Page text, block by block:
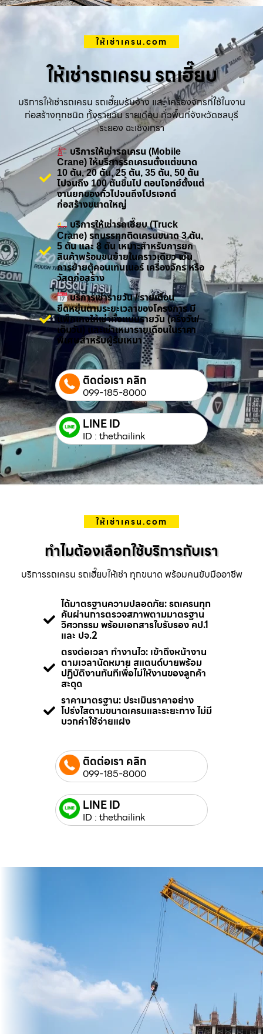
ให้เช่าเครน.com
ให้เช่ารถเครน รถเฮี๊ยบ
บริการให้เช่ารถเครน รถเฮี๊ยบรับจ้าง และ เครื่องจักรที่ใช้ในงาน
ก่อสร้างทุกชนิด ทั้งรายวัน รายเดือน ทั่วพื้นที่จังหวัดชลบุรี
ระยอง ฉะเชิงเทรา
บริการให้เช่ารถเครน (Mobile
Crane) ให้บริการรถเครนตั้งแต่ขนาด
10 ตัน, 20 ตัน, 25 ตัน, 35 ตัน, 50 ตัน
ไปจนถึง 100 ตันขึ้นไป ตอบโจทย์ตั้งแต่
งานยกของทั่วไปจนถึงโปรเจกต์
ก่อสร้างขนาดใหญ่
บริการให้เช่ารถเฮี๊ยบ (Truck
Crane) รถบรรทุกติดเครนขนาด 3 ตัน,
5 ตัน และ 8 ตัน เหมาะสำหรับการยก
สินค้าพร้อมขนย้ายในคราวเดียว เช่น
การย้ายตู้คอนเทนเนอร์ เครื่องจักร หรือ
วัสดุก่อสร้าง
บริการเช่ารายวัน / รายเดือน
ยืดหยุ่นตามระยะเวลาของโครงการ มี
แพ็กเกจให้เช่าทั้งแบบรายวัน (ครึ่งวัน/
เต็มวัน) และเช่าเหมารายเดือนในราคา
พิเศษสำหรับผู้รับเหมา
ติดต่อเรา คลิก
099-185-8000
LINE ID
ID : thethailink
ให้เช่าเครน.com
ทำไมต้องเลือกใช้บริการกับเรา
บริการรถเครน รถเฮี๊ยบให้เช่า ทุกขนาด พร้อมคนขับมืออาชีพ
ได้มาตรฐานความปลอดภัย: รถเครนทุก
คันผ่านการตรวจสภาพตามมาตรฐาน
วิศวกรรม พร้อมเอกสารใบรับรอง คป.1
และ ปจ.2
ตรงต่อเวลา ทำงานไว: เข้าถึงหน้างาน
ตามเวลานัดหมาย สแตนด์บายพร้อม
ปฏิบัติงานทันทีเพื่อไม่ให้งานของลูกค้า
สะดุด
ราคามาตรฐาน: ประเมินราคาอย่าง
โปร่งใสตามขนาดเครนและระยะทาง ไม่มี
บวกค่าใช้จ่ายแฝง
ติดต่อเรา คลิก
099-185-8000
LINE ID
ID : thethailink